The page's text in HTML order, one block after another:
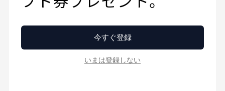
HOVERAir AQUA 免責事項と安全
ガイド
PDF